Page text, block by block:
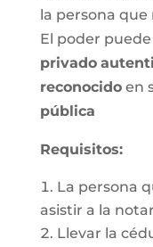
la persona que
El poder
privado
reconocidoen
pública
Requisitos:
La persona
asistir a la
Llevar la